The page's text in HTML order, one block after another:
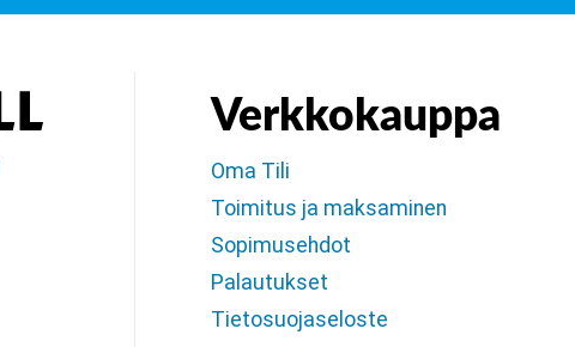
Verkkokauppa
Oma Tili
Toimitus ja maksaminen
Sopimusehdot
Palautukset
Tietosuojaseloste